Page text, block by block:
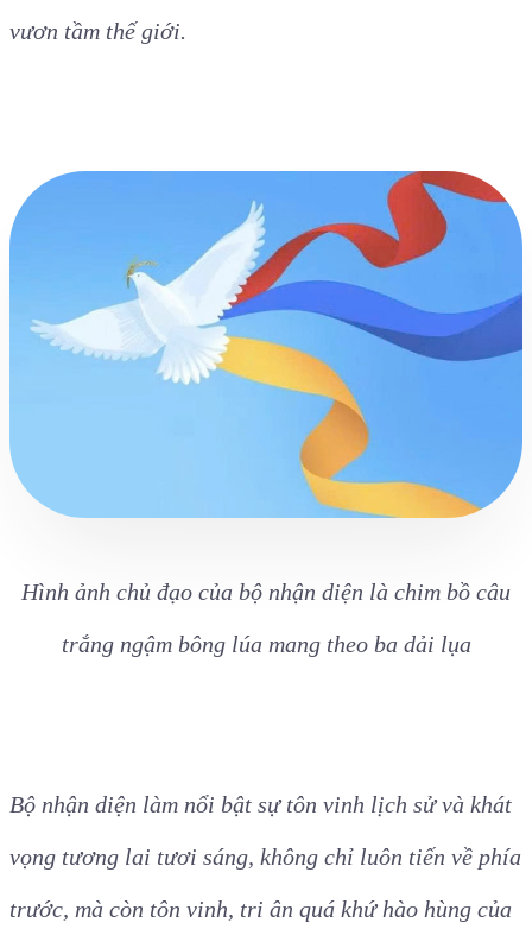
vươn tầm thế giới.
Hình ảnh chủ đạo của bộ nhận diện là chim bồ câu
trắng ngậm bông lúa mang theo ba dải lụa
Bộ nhận diện làm nổi bật sự tôn vinh lịch sử và khát
vọng tương lai tươi sáng, không chỉ luôn tiến về phía
trước, mà còn tôn vinh, tri ân quá khứ hào hùng của